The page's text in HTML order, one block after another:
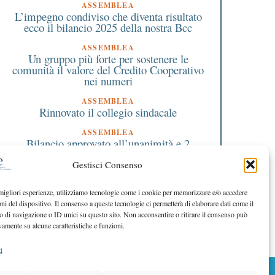
Gestisci Consenso
esperienze, utilizziamo tecnologie come i cookie per memorizzare e/o accedere
del dispositivo. Il consenso a queste tecnologie ci permetterà di elaborare dati come il
di navigazione o ID unici su questo sito. Non acconsentire o ritirare il consenso può
su alcune caratteristiche e funzioni.
ASSEMBLEA
L’impegno condiviso che diventa risultato
ecco il bilancio 2025 della nostra Bcc
ASSEMBLEA
Un gruppo più forte per sostenere le
comunità il valore del Credito Cooperativo
nei numeri
ASSEMBLEA
Rinnovato il collegio sindacale
ASSEMBLEA
Bilancio approvato all’unanimità e 2
EDITORIALE PRESIDENTE
Costruire futuro insieme